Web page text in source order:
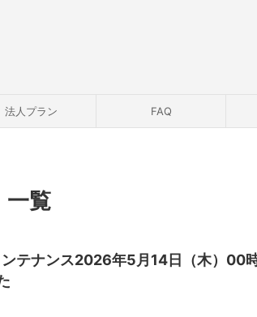
法人プラン FAQ
一覧
テナンス2026年5月14日（木）00